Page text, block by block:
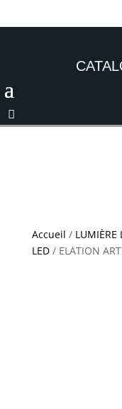
Accueil / LUMIÈRE
LED/ ELATION